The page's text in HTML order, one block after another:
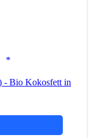
- Bio Kokosfett in